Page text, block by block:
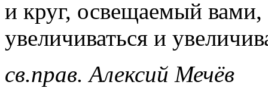
и круг, освещаемый вами,
увеличиваться и
св.прав. Алексий Мечёв